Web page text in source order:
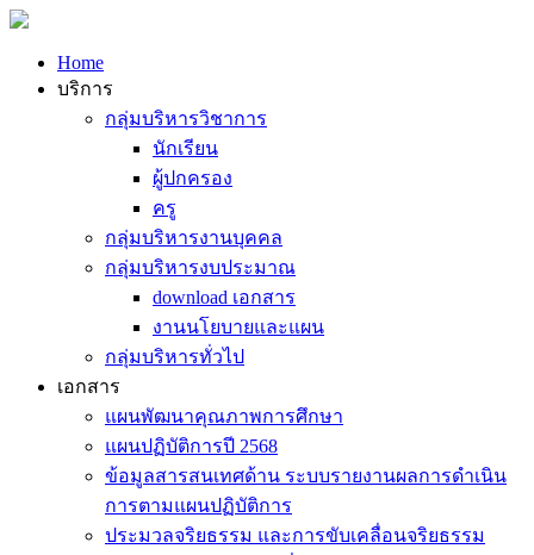
Home
บริการ
กลุ่มบริหารวิชาการ
นักเรียน
ผู้ปกครอง
ครู
กลุ่มบริหารงานบุคคล
กลุ่มบริหารงบประมาณ
download เอกสาร
งานนโยบายและแผน
กลุ่มบริหารทั่วไป
เอกสาร
แผนพัฒนาคุณภาพการศึกษา
แผนปฏิบัติการปี 2568
ข้อมูลสารสนเทศด้าน ระบบรายงานผลการดำเนิน
การตามแผนปฏิบัติการ
ประมวลจริยธรรม และการขับเคลื่อนจริยธรรม